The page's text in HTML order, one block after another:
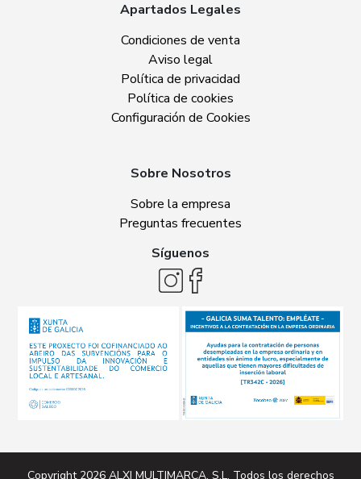
Apartados Legales
Condiciones de venta
Aviso legal
Política de privacidad
Política de cookies
Configuración de Cookies
Sobre Nosotros
Sobre la empresa
Preguntas frecuentes
Síguenos
Copyright 2026 ALXI MULTIMARCA, S.L. Todos los derechos